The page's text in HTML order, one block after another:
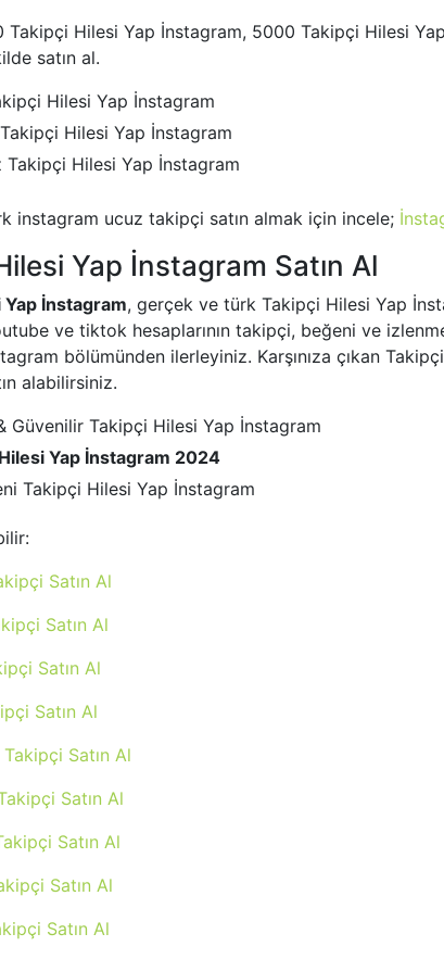
Takipçi Hilesi Yap İnstagram, 5000 Takipçi Hilesi
satın al.
Hilesi Yap İnstagram
Hilesi Yap İnstagram
Takipçi Hilesi Yap İnstagram
instagram ucuz takipçi satın almak için incele;
Yap İnstagram Satın Al
İnstagram, gerçek ve türk Takipçi Hilesi Yap
ve tiktok hesaplarının takipçi, beğeni ve
bölümünden ilerleyiniz. Karşınıza çıkan
alabilirsiniz.
Güvenilir Takipçi Hilesi Yap İnstagram
Yap İnstagram 2024
Takipçi Hilesi Yap İnstagram
Satın Al
Satın Al
Satın Al
Satın Al
Satın Al
Satın Al
Satın Al
Satın Al
Satın Al